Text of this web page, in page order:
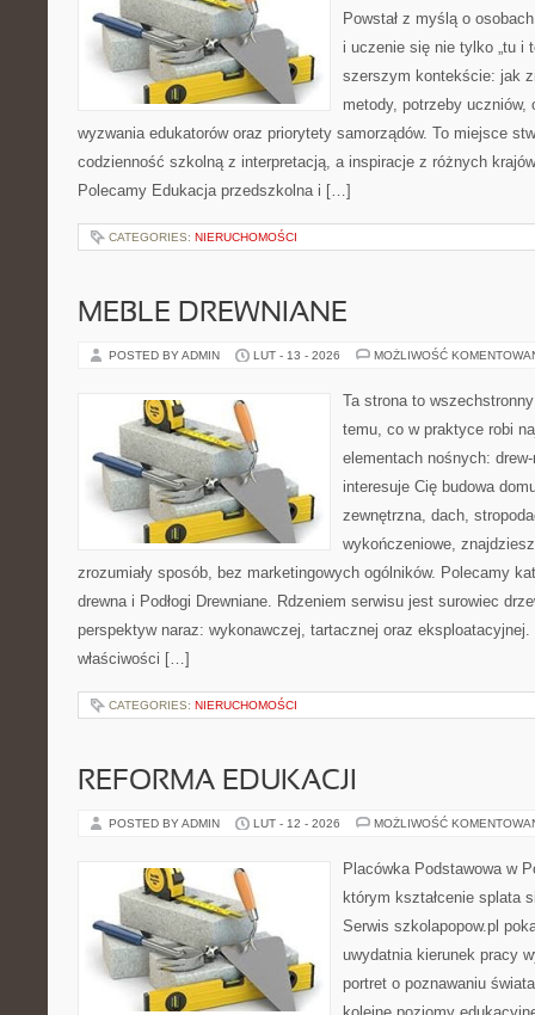
Powstał z myślą o
i uczenie się nie tylko „tu i
szerszym kontekście: jak
metody, potrzeby uczniów,
wyzwania edukatorów oraz priorytety samorządów. To miejsce
codzienność szkolną z interpretacją, a inspiracje z różnych krajów
Polecamy Edukacja przedszkolna i […]
CATEGORIES: NIERUCHOMOŚCI
MEBLE DREWNIANE
POSTED BY ADMIN LUT - 13 - 2026 MOŻLIWOŚĆ
Ta strona to
temu, co w praktyce robi
elementach nośnych:
interesuje Cię budowa
zewnętrzna, dach,
wykończeniowe,
zrozumiały sposób, bez marketingowych ogólników. Polecamy
drewna i Podłogi Drewniane. Rdzeniem serwisu jest surowiec
perspektyw naraz: wykonawczej, tartacznej oraz
właściwości […]
CATEGORIES: NIERUCHOMOŚCI
REFORMA EDUKACJI
POSTED BY ADMIN LUT - 12 - 2026 MOŻLIWOŚĆ
Placówka Podstawowa w
którym kształcenie splata
Serwis szkolapopow.pl
uwydatnia kierunek pracy
portret o poznawaniu